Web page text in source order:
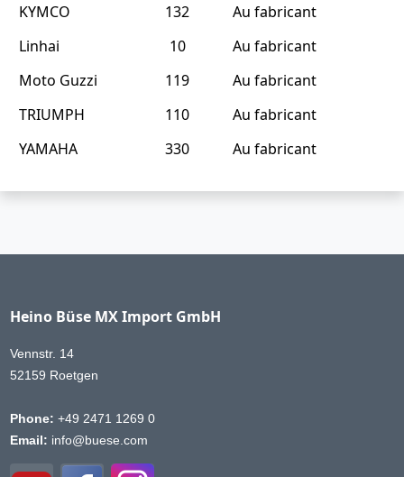
KYMCO
132
Au fabricant
Linhai
10
Au fabricant
Moto Guzzi
119
Au fabricant
TRIUMPH
110
Au fabricant
YAMAHA
330 Au fabricant
Heino Büse MX Import GmbH
Vennstr. 14
52159 Roetgen
Phone: +49 2471 1269 0
Email: info@buese.com